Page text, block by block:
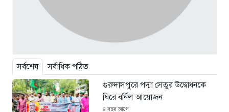
সর্বশেষ
সর্বাধিক পঠিত
গুরুদাসপুরে পদ্মা সেতুর উদ্বোধনকে
ঘিরে বর্নিল আয়োজন
৪ বছর আগে